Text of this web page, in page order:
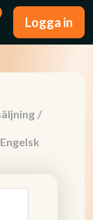
Logga in
/